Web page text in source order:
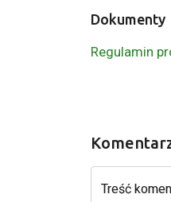
Dokumenty
Regulamin
Treść